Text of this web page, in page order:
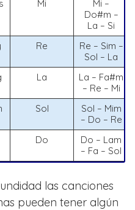
Mi
Mi –
Do#m –
La – Si
Re
Re – Sim –
Sol – La
La
La – Fa#m
– Re – Mi
Sol
Sol – Mim
– Do – Re
Do
Do – Lam
– Fa – Sol
las canciones
pueden tener algún